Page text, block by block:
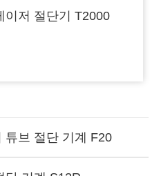
이저 절단기 T2000
튜브 절단 기계 F20